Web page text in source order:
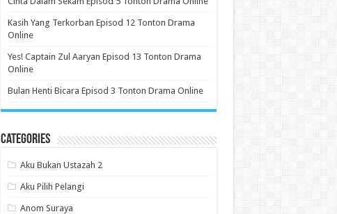
Kasih Yang Terkorban Episod 12 Tonton Drama
Online
Yes! Captain Zul Aaryan Episod 13 Tonton Drama
Online
Bulan Henti Bicara Episod 3 Tonton Drama Online
Categories
Aku Bukan Ustazah 2
Aku Pilih Pelangi
Anom Suraya